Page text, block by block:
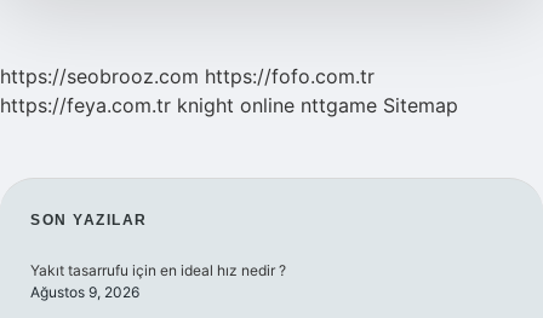
https://seobrooz.com https://fofo.com.tr
https://feya.com.tr knight online nttgame Sitemap
SIDEBAR
SON YAZILAR
Yakıt tasarrufu için en ideal hız nedir ?
Ağustos 9, 2026